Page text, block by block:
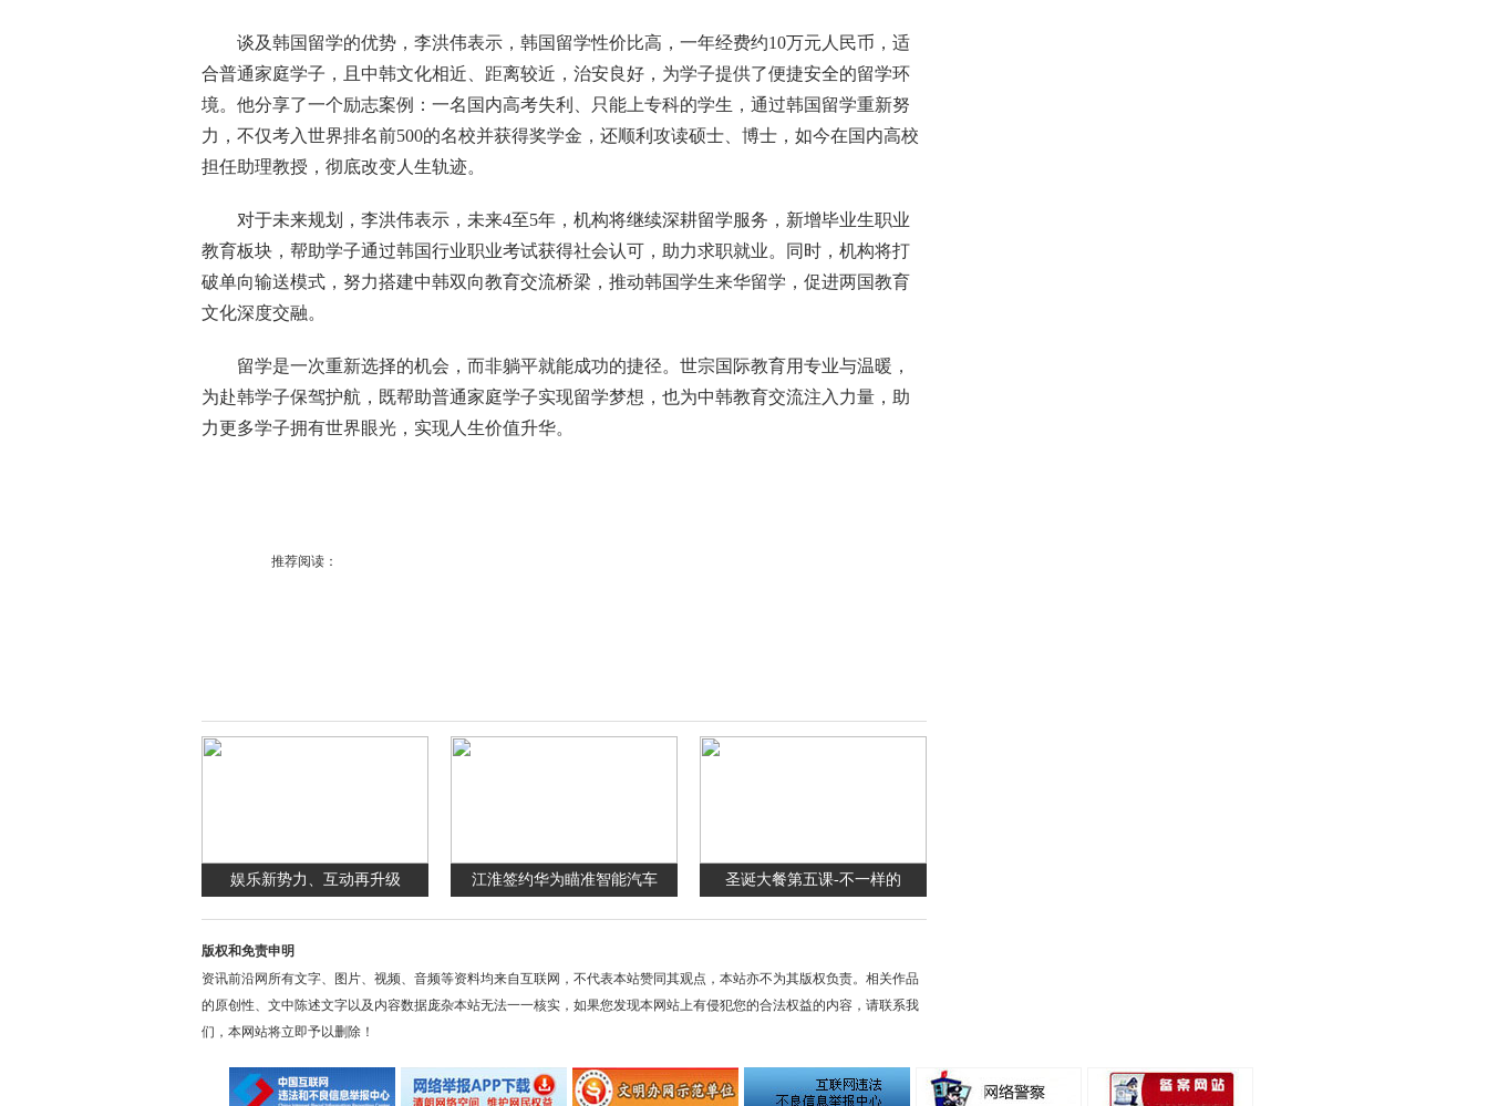
谈及韩国留学的优势，李洪伟表示，韩国留学性价比高，一年经费约10万元人民币，适
合普通家庭学子，且中韩文化相近、距离较近，治安良好，为学子提供了便捷安全的留学环
境。他分享了一个励志案例：一名国内高考失利、只能上专科的学生，通过韩国留学重新努
力，不仅考入世界排名前500的名校并获得奖学金，还顺利攻读硕士、博士，如今在国内高校
担任助理教授，彻底改变人生轨迹。
对于未来规划，李洪伟表示，未来4至5年，机构将继续深耕留学服务，新增毕业生职业
教育板块，帮助学子通过韩国行业职业考试获得社会认可，助力求职就业。同时，机构将打
破单向输送模式，努力搭建中韩双向教育交流桥梁，推动韩国学生来华留学，促进两国教育
文化深度交融。
留学是一次重新选择的机会，而非躺平就能成功的捷径。世宗国际教育用专业与温暖，
为赴韩学子保驾护航，既帮助普通家庭学子实现留学梦想，也为中韩教育交流注入力量，助
力更多学子拥有世界眼光，实现人生价值升华。
推荐阅读：
娱乐新势力、互动再升级 江淮签约华为瞄准智能汽车 圣诞大餐第五课-不一样的
版权和免责申明
资讯前沿网所有文字、图片、视频、音频等资料均来自互联网，不代表本站赞同其观点，本站亦不为其版权负责。相关作品
的原创性、文中陈述文字以及内容数据庞杂本站无法一一核实，如果您发现本网站上有侵犯您的合法权益的内容，请联系我
们，本网站将立即予以删除！